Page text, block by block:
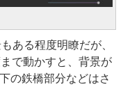
ある程度明瞭だが、
で動かすと、背景が
の鉄橋部分などはさ